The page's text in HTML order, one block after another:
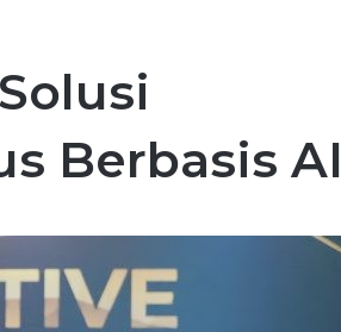
Berbasis AI